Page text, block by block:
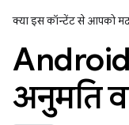
क्या इस कॉन्टेंट से आपको
अनुमति